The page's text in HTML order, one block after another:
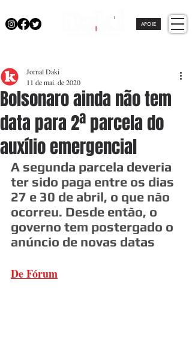
APOIE
Bolsonaro ainda não tem
data para 2ª parcela do
auxílio emergencial
Jornal Daki
11 de mai. de 2020
A segunda parcela deveria
ter sido paga entre os dias
27 e 30 de abril, o que não
ocorreu. Desde então, o
governo tem postergado o
anúncio de novas datas
De Fórum